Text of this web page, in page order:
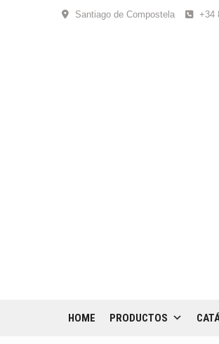
Santiago de Compostela +34
HOME PRODUCTOS